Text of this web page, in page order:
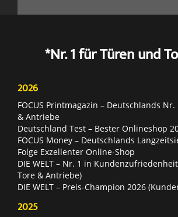
*Nr. 1 für Türen und
2026
FOCUS Printmagazin – Deutschlands
& Antriebe
Deutschland Test – Bester Onlineshop
FOCUS Money – Deutschlands
Folge Exzellenter Online-Shop
DIE WELT – Nr. 1 in
Tore & Antriebe)
DIE WELT – Preis-Champion 2026
2025